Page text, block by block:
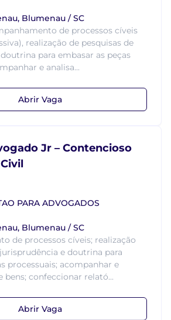
Blumenau / SC
de processos cíveis
realização de pesquisas de
para embasar as peças
e analisa...
Abrir Vaga
Jr – Contencioso
PARA ADVOGADOS
Blumenau / SC
de processos cíveis; realização
e doutrina para
processuais; acompanhar e
bens; confeccionar relató...
Abrir Vaga